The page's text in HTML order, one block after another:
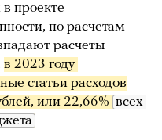
проекте
по расчетам
расчеты
в 2023 году
статьи расходов
или 22,66% всех